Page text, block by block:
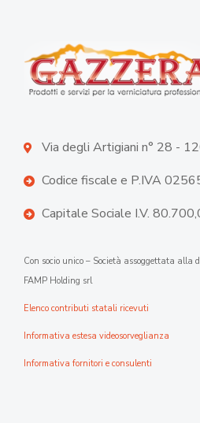
Via degli Artigiani n° 28 -
Codice fiscale e P.IVA
Capitale Sociale I.V.
Con socio unico – Società assoggettata alla
FAMP Holding srl
Elenco contributi statali ricevuti
Informativa estesa videosorveglianza
Informativa fornitori e consulenti